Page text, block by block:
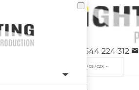
+420 544 224 312
/ CS / CZK